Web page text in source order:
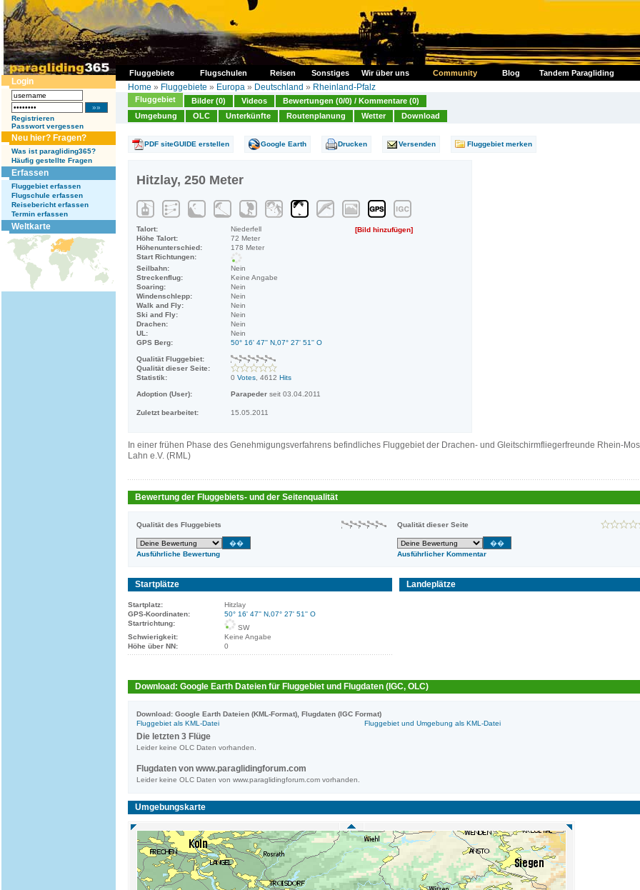
Fluggebiete Flugschulen Reisen Sonstiges Wir über uns Community Blog Tandem Paragliding
Login
Registrieren
Passwort vergessen
Neu hier? Fragen?
Was ist paragliding365?
Häufig gestellte Fragen
Erfassen
Fluggebiet erfassen
Flugschule erfassen
Reisebericht erfassen
Termin erfassen
Weltkarte
Home » Fluggebiete » Europa » Deutschland » Rheinland-Pfalz
Fluggebiet Bilder (0) Videos
Bewertungen (0/0) / Kommentare (0)
Umgebung
OLC Unterkünfte Routenplanung Wetter Download
PDF siteGUIDE erstellen Google Earth Drucken Versenden Fluggebiet merken
Hitzlay, 250 Meter
Talort:
Niederfell
Höhe Talort:
72 Meter
Höhenunterschied:
178 Meter
Start Richtungen:
Seilbahn:
Nein
Streckenflug:
Keine Angabe
Soaring:
Nein
Windenschlepp:
Nein
Walk and Fly:
Nein
Ski and Fly:
Nein
Drachen:
Nein
UL:
Nein
GPS Berg:
50° 16' 47'' N,07° 27' 51'' O
Qualität Fluggebiet:
Qualität dieser Seite:
Statistik:
0 Votes , 4612 Hits
Adoption (User): Parapeder seit 03.04.2011
Zuletzt bearbeitet: 15.05.2011
[Bild hinzufügen]
In einer frühen Phase des Genehmigungsverfahrens befindliches Fluggebiet der Drachen- und Gleitschirmfliegerfreunde Rhein-
Lahn e.V. (RML)
Bewertung der Fluggebiets- und der Seitenqualität
Qualität des Fluggebiets Qualität dieser Seite
Ausführliche Bewertung Ausführlicher Kommentar
Startplätze
Startplatz:
Hitzlay
GPS-Koordinaten:
50° 16' 47'' N,07° 27' 51'' O
Startrichtung:
SW
Schwierigkeit:
Keine Angabe
Höhe über NN:
0
Landeplätze
Download: Google Earth Dateien für Fluggebiet und Flugdaten (IGC, OLC)
Download: Google Earth Dateien (KML-Format), Flugdaten (IGC Format)
Fluggebiet als KML-Datei
Fluggebiet und Umgebung als KML-Datei
Die letzten 3 Flüge
Leider keine OLC Daten vorhanden.
Flugdaten von www.paraglidingforum.com
Leider keine OLC Daten von www.paraglidingforum.com vorhanden.
Umgebungskarte